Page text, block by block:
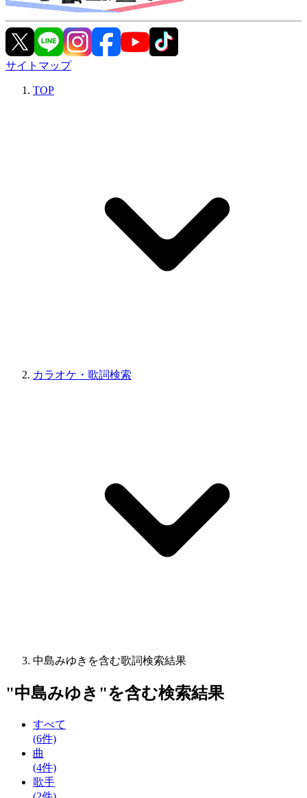
サイトマップ
TOP
カラオケ・歌詞検索
中島みゆきを含む歌詞検索結果
"中島みゆき "を含む検索結果
すべて
(6件)
曲
(4件)
歌手